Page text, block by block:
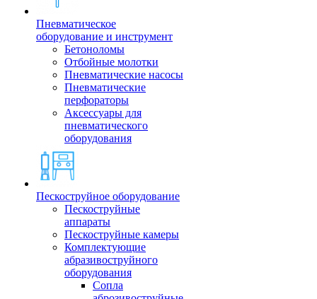
Пневматическое
оборудование и инструмент
Бетоноломы
Отбойные молотки
Пневматические насосы
Пневматические
перфораторы
Аксессуары для
пневматического
оборудования
Пескоструйное оборудование
Пескоструйные
аппараты
Пескоструйные камеры
Комплектующие
абразивоструйного
оборудования
Сопла